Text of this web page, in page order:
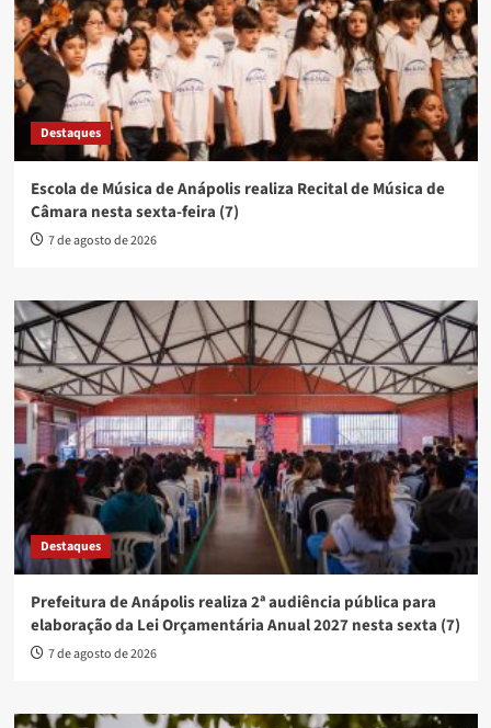
Destaques
Escola de Música de Anápolis realiza Recital de Música de
Câmara nesta sexta-feira (7)
7 de agosto de 2026
Destaques
Prefeitura de Anápolis realiza 2ª audiência pública para
elaboração da Lei Orçamentária Anual 2027 nesta sexta (7)
7 de agosto de 2026